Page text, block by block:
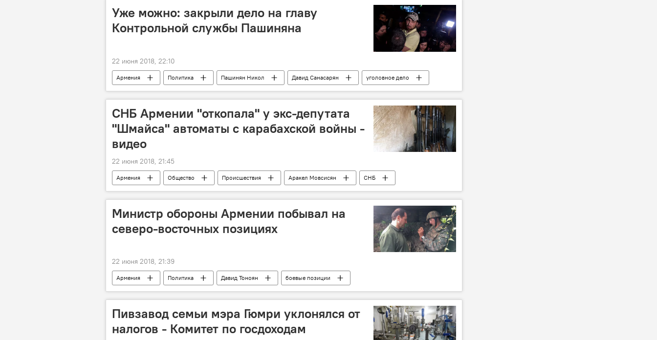
Уже можно: закрыли дело на главу
Контрольной службы Пашиняна
22 июня 2018, 22:10
Армения Политика Пашинян Никол Давид Санасарян уголовное дело
СНБ Армении "откопала" у экс-депутата
"Шмайса" автоматы с карабахской войны -
видео
22 июня 2018, 21:45
Армения Общество Происшествия Аракел Мовсисян
СНБ
автомат
оружие война карабахский конфликт
Министр обороны Армении побывал на
северо-восточных позициях
22 июня 2018, 21:39
Армения Политика Давид Тоноян боевые позиции
Пивзавод семьи мэра Гюмри уклонялся от
налогов - Комитет по госдоходам